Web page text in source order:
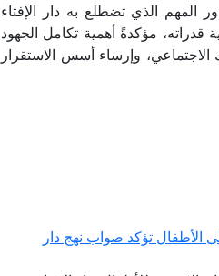
المهم الذي تضطلع به دار الإفتاء
قدراته، مؤكدةً أهمية تكامل الجهود
الاجتماعي، وإرساء أسس الاستقرار
الأطفال تؤكد صواب نهج دار